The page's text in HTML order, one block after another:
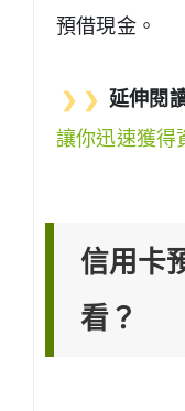
預借現金。
❯ ❯ 延伸閱
讓你迅速獲得
信用卡
看？